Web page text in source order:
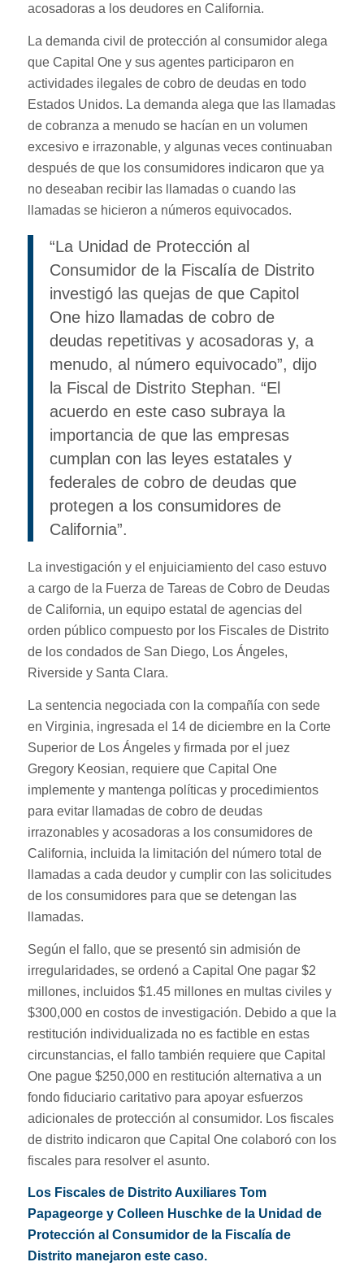
acosadoras a los deudores en California.
La demanda civil de protección al consumidor alega
que Capital One y sus agentes participaron en
actividades ilegales de cobro de deudas en todo
Estados Unidos. La demanda alega que las llamadas
de cobranza a menudo se hacían en un volumen
excesivo e irrazonable, y algunas veces continuaban
después de que los consumidores indicaron que ya
no deseaban recibir las llamadas o cuando las
llamadas se hicieron a números equivocados.
“La Unidad de Protección al
Consumidor de la Fiscalía de Distrito
investigó las quejas de que Capitol
One hizo llamadas de cobro de
deudas repetitivas y acosadoras y, a
menudo, al número equivocado”, dijo
la Fiscal de Distrito Stephan. “El
acuerdo en este caso subraya la
importancia de que las empresas
cumplan con las leyes estatales y
federales de cobro de deudas que
protegen a los consumidores de
California”.
La investigación y el enjuiciamiento del caso estuvo
a cargo de la Fuerza de Tareas de Cobro de Deudas
de California, un equipo estatal de agencias del
orden público compuesto por los Fiscales de Distrito
de los condados de San Diego, Los Ángeles,
Riverside y Santa Clara.
La sentencia negociada con la compañía con sede
en Virginia, ingresada el 14 de diciembre en la Corte
Superior de Los Ángeles y firmada por el juez
Gregory Keosian, requiere que Capital One
implemente y mantenga políticas y procedimientos
para evitar llamadas de cobro de deudas
irrazonables y acosadoras a los consumidores de
California, incluida la limitación del número total de
llamadas a cada deudor y cumplir con las solicitudes
de los consumidores para que se detengan las
llamadas.
Según el fallo, que se presentó sin admisión de
irregularidades, se ordenó a Capital One pagar $2
millones, incluidos $1.45 millones en multas civiles y
$300,000 en costos de investigación. Debido a que la
restitución individualizada no es factible en estas
circunstancias, el fallo también requiere que Capital
One pague $250,000 en restitución alternativa a un
fondo fiduciario caritativo para apoyar esfuerzos
adicionales de protección al consumidor. Los fiscales
de distrito indicaron que Capital One colaboró con los
fiscales para resolver el asunto.
Los Fiscales de Distrito Auxiliares Tom
Papageorge y Colleen Huschke de la Unidad de
Protección al Consumidor de la Fiscalía de
Distrito manejaron este caso.